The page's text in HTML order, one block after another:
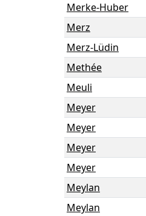
Merke-Huber
Merz
Merz-Lüdin
Methée
Meuli
Meyer
Meyer
Meyer
Meyer
Meylan
Meylan